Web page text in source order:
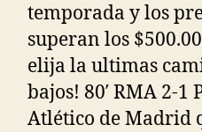
temporada y los
superan los
elija la ultimas
bajos! 80′ RMA 2-1
Atlético de Madrid